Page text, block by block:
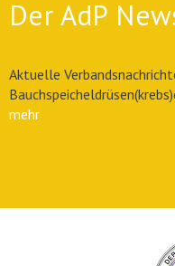
Der AdP
Aktuelle
mehr